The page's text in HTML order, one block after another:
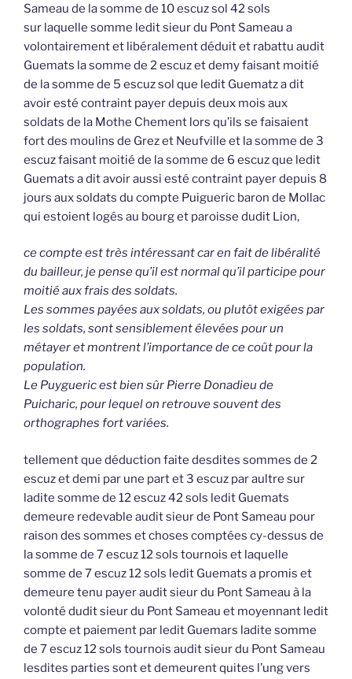
Sameau de la somme de 10 escuz sol 42 sols
sur laquelle somme ledit sieur du Pont Sameau a
volontairement et libéralement déduit et rabattu audit
Guemats la somme de 2 escuz et demy faisant moitié
de la somme de 5 escuz sol que ledit Guematz a dit
avoir esté contraint payer depuis deux mois aux
soldats de la Mothe Chement lors qu’ils se faisaient
fort des moulins de Grez et Neufville et la somme de 3
escuz faisant moitié de la somme de 6 escuz que ledit
Guemats a dit avoir aussi esté contraint payer depuis 8
jours aux soldats du compte Puigueric baron de Mollac
qui estoient logés au bourg et paroisse dudit Lion,
ce compte est très intéressant car en fait de libéralité
du bailleur, je pense qu’il est normal qu’il participe pour
moitié aux frais des soldats.
Les sommes payées aux soldats, ou plutôt exigées par
les soldats, sont sensiblement élevées pour un
métayer et montrent l’importance de ce coût pour la
population.
Le Puygueric est bien sûr Pierre Donadieu de
Puicharic, pour lequel on retrouve souvent des
orthographes fort variées.
tellement que déduction faite desdites sommes de 2
escuz et demi par une part et 3 escuz par aultre sur
ladite somme de 12 escuz 42 sols ledit Guemats
demeure redevable audit sieur de Pont Sameau pour
raison des sommes et choses comptées cy-dessus de
la somme de 7 escuz 12 sols tournois et laquelle
somme de 7 escuz 12 sols ledit Guemats a promis et
demeure tenu payer audit sieur du Pont Sameau à la
volonté dudit sieur du Pont Sameau et moyennant ledit
compte et paiement par ledit Guemars ladite somme
de 7 escuz 12 sols tournois audit sieur du Pont Sameau
lesdites parties sont et demeurent quites l’ung vers